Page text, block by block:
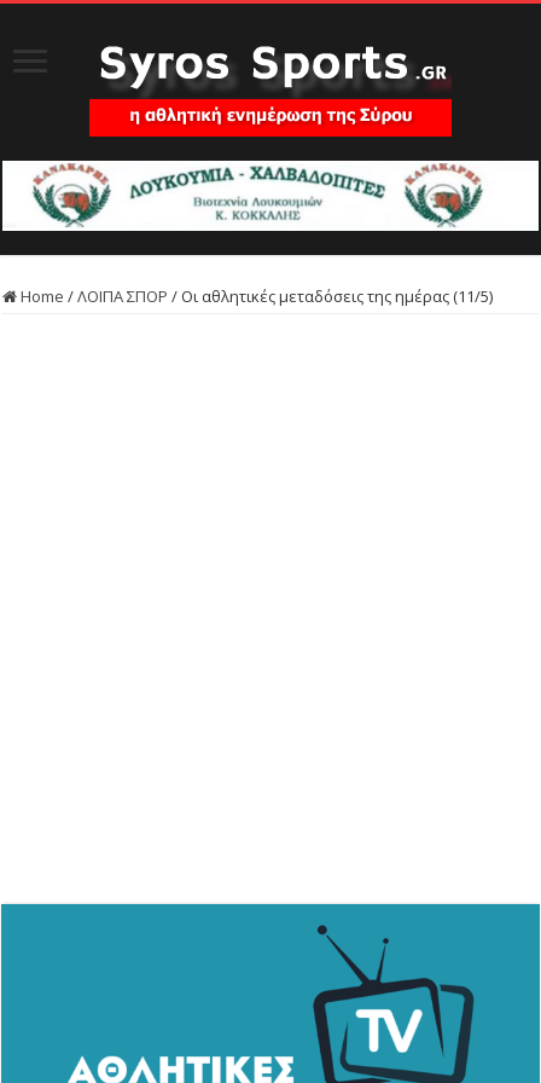
Home /ΛΟΙΠΑ ΣΠΟΡ /Οι αθλητικές μεταδόσεις της ημέρας (11/5)